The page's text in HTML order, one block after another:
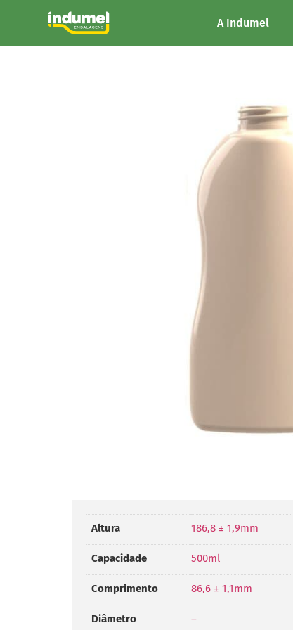
A Indumel
Altura 186,8 ± 1,9mm
Capacidade 500ml
Comprimento 86,6 ± 1,1mm
Diâmetro –